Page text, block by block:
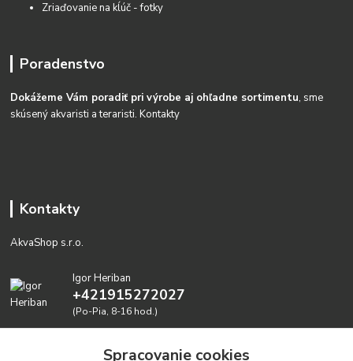
Zriaďovanie na kĺúč - fotky
Poradenstvo
Dokážeme Vám poradiť pri výrobe aj ohľadne sortimentu, sme
skúsený akvaristi a teraristi.Kontakty
Kontakty
AkvaShop s.r.o.
Igor Heriban
+421915272027
(Po-Pia, 8-16 hod.)
Spracovanie cookies